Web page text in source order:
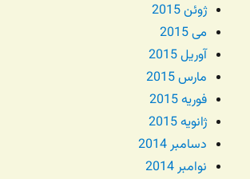
ژوئن 2015
می 2015
آوریل 2015
مارس 2015
فوریه 2015
ژانویه 2015
دسامبر 2014
نوامبر 2014